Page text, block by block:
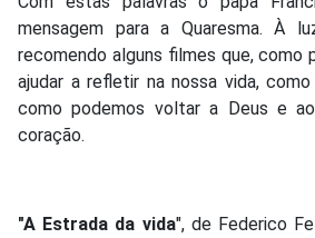
mensagem para a Quaresma. À
recomendo alguns filmes que, como
ajudar a refletir na nossa vida,
como podemos voltar a Deus e
coração.
"A Estrada da vida", de Federico